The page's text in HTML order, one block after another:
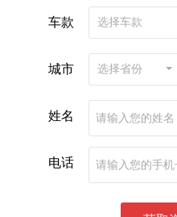
车款 选择车款
城市 选择省份
姓名
电话